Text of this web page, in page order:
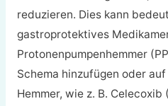
reduzieren. Dies kann
gastroprotektives
Protonenpumpenhemmer
Schema hinzufügen oder
Hemmer, wie z. B.